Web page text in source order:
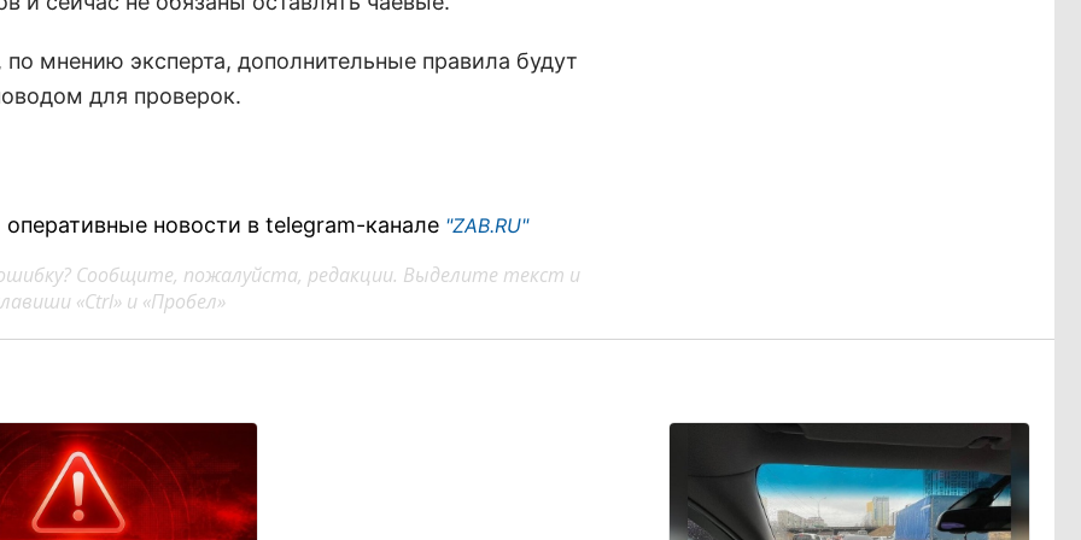
мнению эксперта, дополнительные правила будут
для проверок.
новости в telegram-канале "ZAB.RU"
Сообщите, пожалуйста, редакции. Выделите текст и
«Ctrl» и «Пробел»